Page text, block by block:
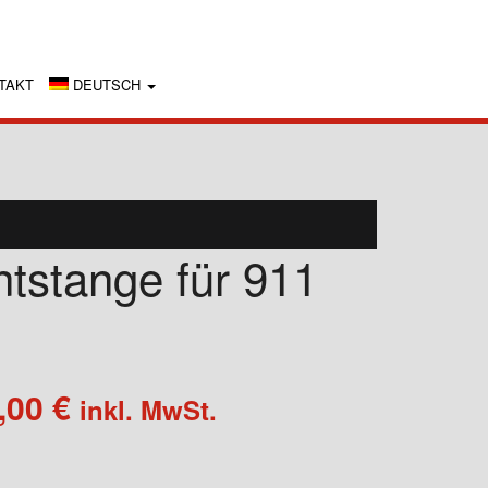
DEUTSCH
für 911
€Preisspanne:
725,00 €
inkl. MwSt.